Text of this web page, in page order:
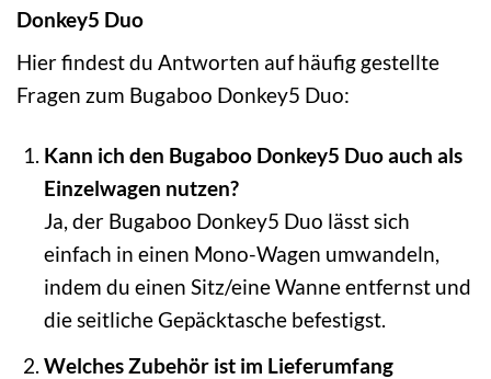
Donkey5 Duo
Hier findest du Antworten auf häufig gestellte
Fragen zum Bugaboo Donkey5 Duo:
Kann ich den Bugaboo Donkey5 Duo auch als
Einzelwagen nutzen?
Ja, der Bugaboo Donkey5 Duo lässt sich
einfach in einen Mono-Wagen umwandeln,
indem du einen Sitz/eine Wanne entfernst und
die seitliche Gepäcktasche befestigst.
Welches Zubehör ist im Lieferumfang